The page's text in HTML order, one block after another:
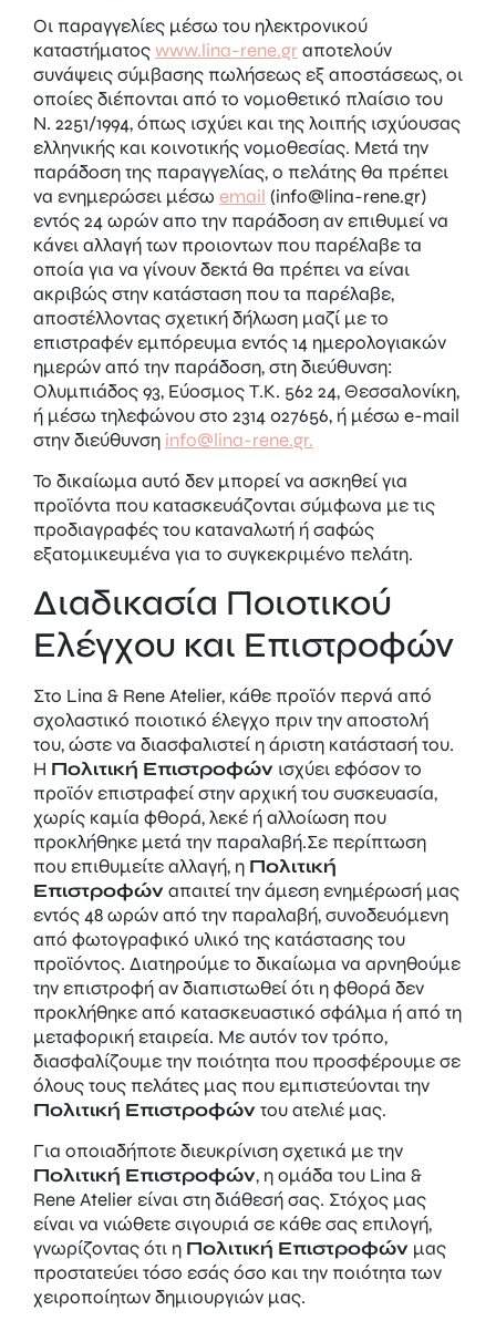
Οι παραγγελίες μέσω του ηλεκτρονικού
καταστήματοςwww.lina-rene.gr αποτελούν
συνάψεις σύμβασης πωλήσεως εξ αποστάσεως, οι
οποίες διέπονται από το νομοθετικό πλαίσιο του
Ν. 2251/1994, όπως ισχύει και της λοιπής ισχύουσας
ελληνικής και κοινοτικής νομοθεσίας. Μετά την
παράδοση της παραγγελίας, ο πελάτης θα πρέπει
να ενημερώσει μέσω email (info@lina-rene.gr)
εντός 24 ωρών απο την παράδοση αν επιθυμεί να
κάνει αλλαγή των προιοντων που παρέλαβε τα
οποία για να γίνουν δεκτά θα πρέπει να είναι
ακριβώς στην κατάσταση που τα παρέλαβε,
αποστέλλοντας σχετική δήλωση μαζί με το
επιστραφέν εμπόρευμα εντός 14 ημερολογιακών
ημερών από την παράδοση, στη διεύθυνση:
Ολυμπιάδος 93, Εύοσμος Τ.Κ. 562 24, Θεσσαλονίκη,
ή μέσω τηλεφώνου στο 2314 027656, ή μέσω e-mail
στην διεύθυνση info@lina-rene.gr.
Το δικαίωμα αυτό δεν μπορεί να ασκηθεί για
προϊόντα που κατασκευάζονται σύμφωνα με τις
προδιαγραφές του καταναλωτή ή σαφώς
εξατομικευμένα για το συγκεκριμένο πελάτη.
Διαδικασία Ποιοτικού
Ελέγχου και Επιστροφών
Στο Lina & Rene Atelier, κάθε προϊόν περνά από
σχολαστικό ποιοτικό έλεγχο πριν την αποστολή
του, ώστε να διασφαλιστεί η άριστη κατάστασή του.
Η Πολιτική Επιστροφών ισχύει εφόσον το
προϊόν επιστραφεί στην αρχική του συσκευασία,
χωρίς καμία φθορά, λεκέ ή αλλοίωση που
προκλήθηκε μετά την παραλαβή.Σε περίπτωση
που επιθυμείτε αλλαγή, η Πολιτική
Επιστροφώναπαιτεί την άμεση ενημέρωσή μας
εντός 48 ωρών από την παραλαβή, συνοδευόμενη
από φωτογραφικό υλικό της κατάστασης του
προϊόντος. Διατηρούμε το δικαίωμα να αρνηθούμε
την επιστροφή αν διαπιστωθεί ότι η φθορά δεν
προκλήθηκε από κατασκευαστικό σφάλμα ή από τη
μεταφορική εταιρεία. Με αυτόν τον τρόπο,
διασφαλίζουμε την ποιότητα που προσφέρουμε σε
όλους τους πελάτες μας που εμπιστεύονται την
Πολιτική Επιστροφώντου ατελιέ μας.
Για οποιαδήποτε διευκρίνιση σχετικά με την
Πολιτική Επιστροφών, η ομάδα του Lina &
Rene Atelier είναι στη διάθεσή σας. Στόχος μας
είναι να νιώθετε σιγουριά σε κάθε σας επιλογή,
γνωρίζοντας ότι η Πολιτική Επιστροφών μας
προστατεύει τόσο εσάς όσο και την ποιότητα των
χειροποίητων δημιουργιών μας.